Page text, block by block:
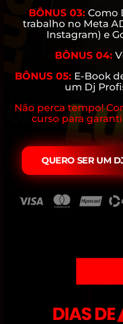
BÔNUS 03: Como
trabalho no Meta
Instagram) e
BÔNUS 04:
BÔNUS 05: E-Book
um Dj
Não perca tempo!
curso para
QUERO SER UM